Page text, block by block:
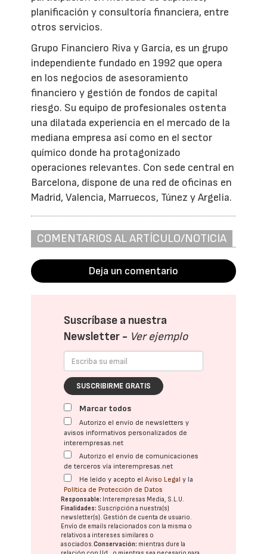
planificación y consultoría financiera, entre
otros servicios.
Grupo Financiero Riva y García, es un grupo
independiente fundado en 1992 que opera
en los negocios de asesoramiento
financiero y gestión de fondos de capital
riesgo. Su equipo de profesionales ostenta
una dilatada experiencia en el mercado de la
mediana empresa así como en el sector
químico donde ha protagonizado
operaciones relevantes. Con sede central en
Barcelona, dispone de una red de oficinas en
Madrid, Valencia, Marruecos, Túnez y Argelia.
COMENTARIOS AL ARTÍCULO/NOTICIA
Deja un comentario
Suscríbase a nuestra
Newsletter - Ver ejemplo
SUSCRIBIRME GRATIS
Marcar todos
Autorizo el envío de newsletters y
avisos informativos personalizados de
interempresas.net
Autorizo el envío de comunicaciones
de terceros vía interempresas.net
He leído y acepto elAviso Legal y la
Política de Protección de Datos
Responsable: Interempresas Media, S.L.U.
Finalidades: Suscripción a nuestra(s)
newsletter(s). Gestión de cuenta de usuario.
Envío de emails relacionados con la misma o
relativos a intereses similares o
asociados.Conservación: mientras dure la